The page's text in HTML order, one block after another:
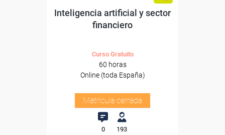
Inteligencia artificial y sector
financiero
Curso Gratuito
60 horas
Online (toda España)
Matrícula cerrada
0 193